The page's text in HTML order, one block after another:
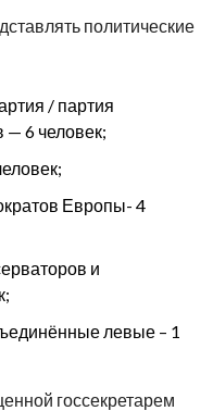
политические
/ партия
— 6 человек;
Европы- 4
и
левые – 1
госсекретарем